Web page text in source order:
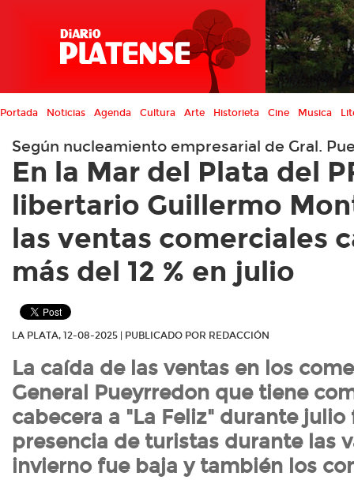
Portada Noticias Agenda Cultura Arte Historieta Cine Musica
Según nucleamiento empresarial de Gral.
En la Mar del Plata del
libertario Guillermo
las ventas comerciales
más del 12 % en julio
LA PLATA, 12-08-2025 | PUBLICADO POR REDACCIÓN
La caída de las ventas en los
General Pueyrredon que tiene
cabecera a "La Feliz" durante julio
presencia de turistas durante las
invierno fue baja y también los